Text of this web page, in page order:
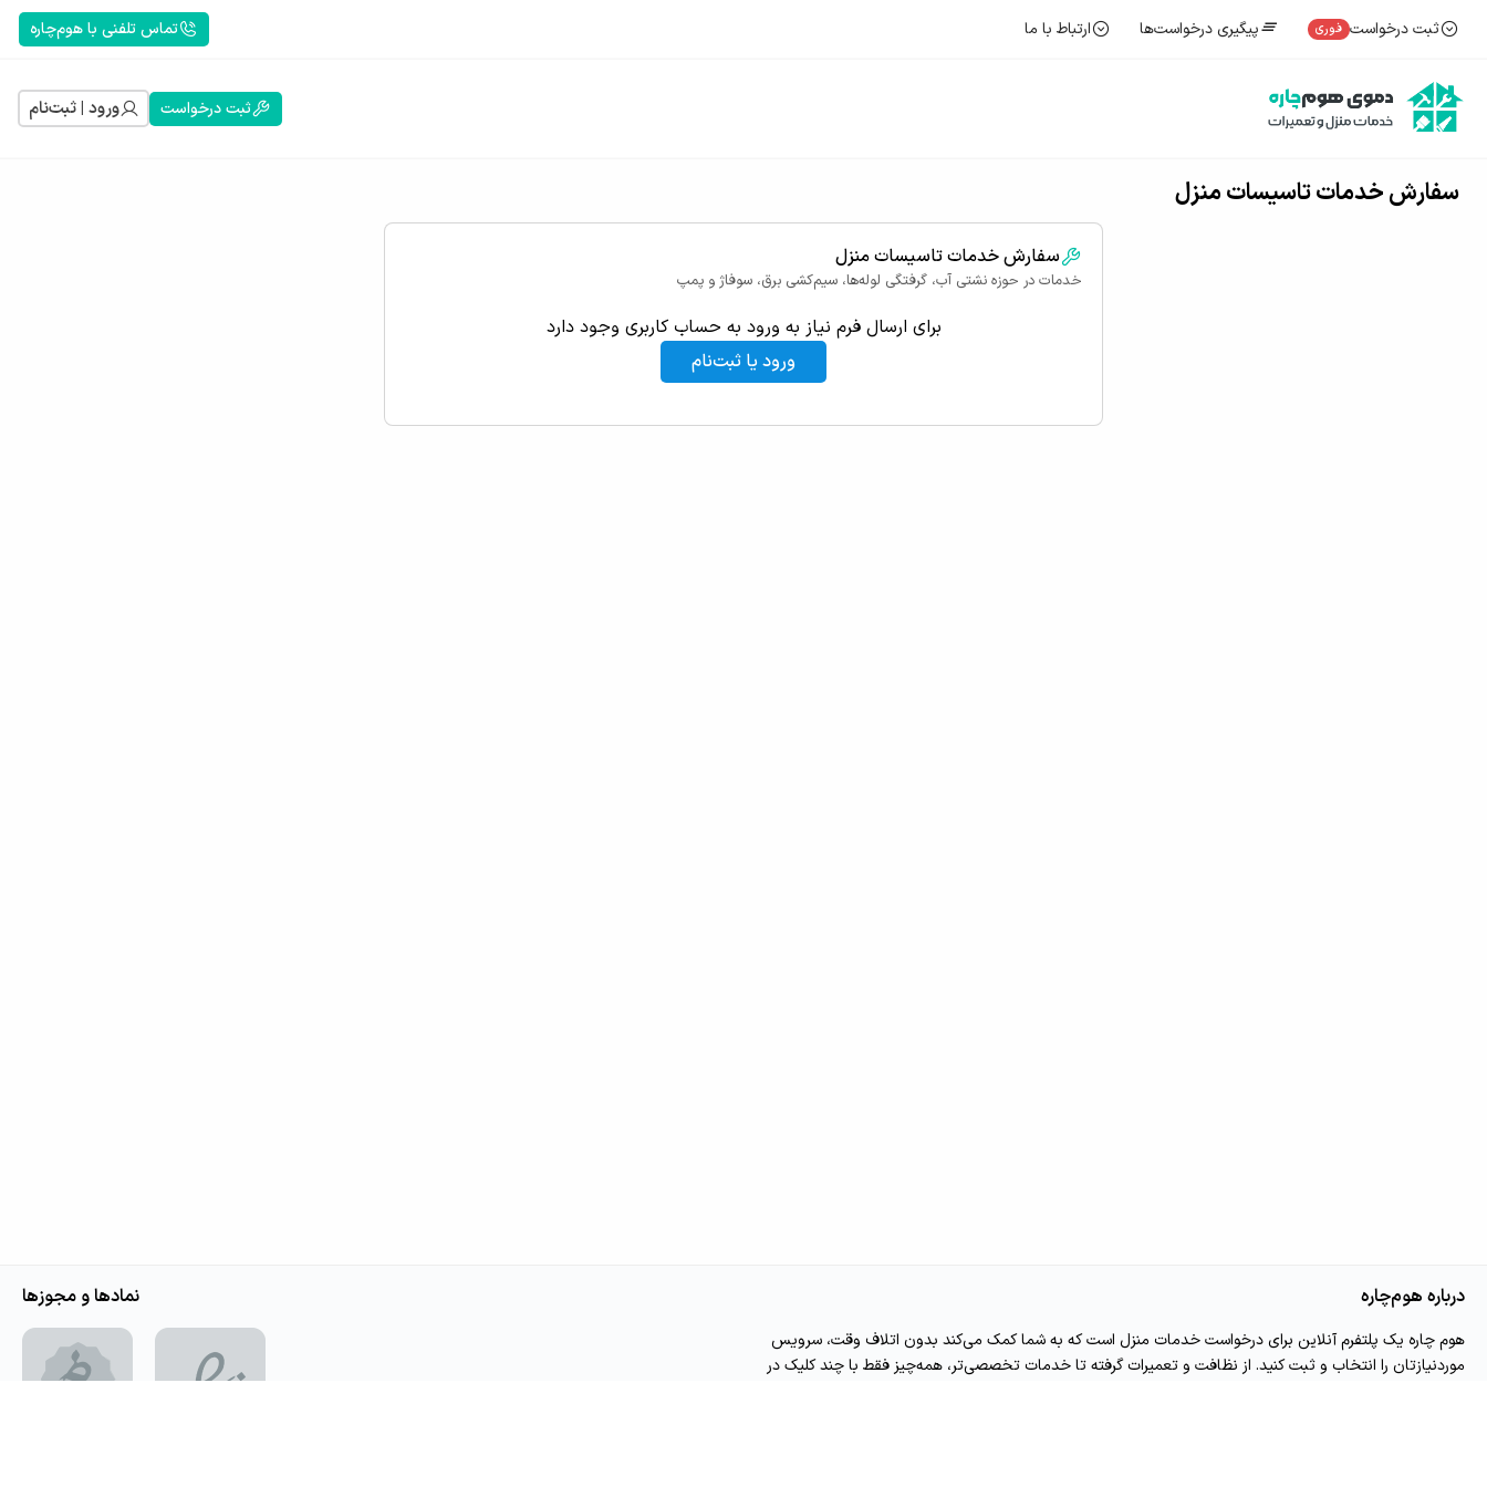
ثبت درخواست ورود | ثبت‌نام
ثبت درخواست فوری پیگیری درخواست‌ها ارتباط با ما تماس تلفنی با هوم‌چاره
سفارش خدمات تاسیسات منزل
سفارش خدمات تاسیسات منزل
خدمات در حوزه نشتی آب، گرفتگی لوله‌ها، سیم‌کشی برق، سوفاژ و پمپ
برای ارسال فرم نیاز به ورود به حساب کاربری وجود دارد
ورود یا ثبت‌نام
درباره هوم‌چاره
هوم چاره یک پلتفرم آنلاین برای درخواست خدمات منزل است که به شما کمک می‌کند بدون اتلاف وقت، سرویس
موردنیازتان را انتخاب و ثبت کنید. از نظافت و تعمیرات گرفته تا خدمات تخصصی‌تر، همه‌چیز فقط با چند کلیک در
نمادها و مجوزها